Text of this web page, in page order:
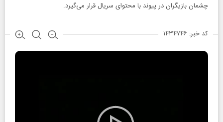
چشمان بازیگران در پیوند با محتوای سریال قرار می‌گیرد.
کد خبر: ۱۴۳۴۷۴۶